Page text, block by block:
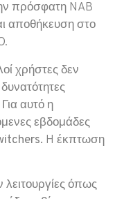
πρόσφατη NAB
αποθήκευση στο
χρήστες δεν
αυτό η
εβδομάδες
H έκπτωση
όπως